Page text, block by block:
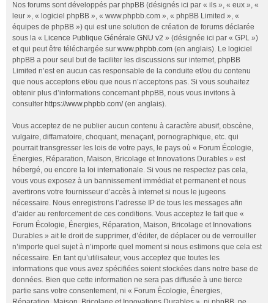
Nos forums sont développés par phpBB (désignés ici par « ils », « eux », «
leur », « logiciel phpBB », « www.phpbb.com », « phpBB Limited », «
équipes de phpBB ») qui est une solution de création de forums déclarée
sous la « Licence Publique Générale GNU v2 » (désignée ici par « GPL »)
et qui peut être téléchargée sur www.phpbb.com (en anglais). Le logiciel
phpBB a pour seul but de faciliter les discussions sur internet, phpBB
Limited n’est en aucun cas responsable de la conduite et/ou du contenu
que nous acceptons et/ou que nous n’acceptons pas. Si vous souhaitez
obtenir plus d’informations concernant phpBB, nous vous invitons à
consulter https://www.phpbb.com/(en anglais).
Vous acceptez de ne publier aucun contenu à caractère abusif, obscène,
vulgaire, diffamatoire, choquant, menaçant, pornographique, etc. qui
pourrait transgresser les lois de votre pays, le pays où « Forum Écologie,
Énergies, Réparation, Maison, Bricolage et Innovations Durables » est
hébergé, ou encore la loi internationale. Si vous ne respectez pas cela,
vous vous exposez à un bannissement immédiat et permanent et nous
avertirons votre fournisseur d’accès à internet si nous le jugeons
nécessaire. Nous enregistrons l’adresse IP de tous les messages afin
d’aider au renforcement de ces conditions. Vous acceptez le fait que «
Forum Écologie, Énergies, Réparation, Maison, Bricolage et Innovations
Durables » ait le droit de supprimer, d’éditer, de déplacer ou de verrouiller
n’importe quel sujet à n’importe quel moment si nous estimons que cela est
nécessaire. En tant qu’utilisateur, vous acceptez que toutes les
informations que vous avez spécifiées soient stockées dans notre base de
données. Bien que cette information ne sera pas diffusée à une tierce
partie sans votre consentement, ni « Forum Écologie, Énergies,